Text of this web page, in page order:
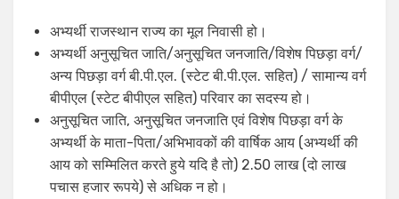
अभ्यर्थी राजस्थान राज्य का मूल निवासी हो।
अभ्यर्थी अनुसूचित जाति/अनुसूचित जनजाति/विशेष पिछड़ा वर्ग/
अन्य पिछड़ा वर्ग बी.पी.एल. (स्टेट बी.पी.एल. सहित) / सामान्य वर्ग
बीपीएल (स्टेट बीपीएल सहित) परिवार का सदस्य हो।
अनुसूचित जाति, अनुसूचित जनजाति एवं विशेष पिछड़ा वर्ग के
अभ्यर्थी के माता-पिता/अभिभावकों की वार्षिक आय (अभ्यर्थी की
आय को सम्मिलित करते हुये यदि है तो) 2.50 लाख (दो लाख
पचास हजार रूपये) से अधिक न हो।